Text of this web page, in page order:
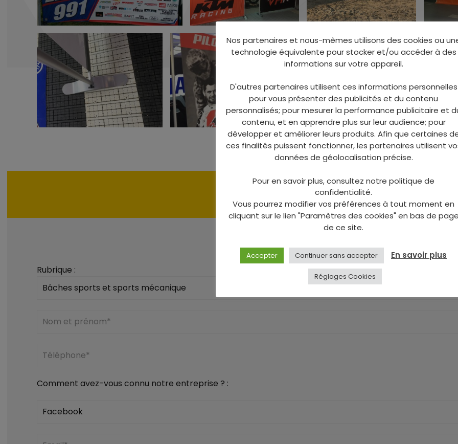
CONTACTEZ-NOUS
Rubrique :
Comment avez-vous connu notre entreprise ? :
Nos partenaires et nous-mêmes utilisons des cookies ou
technologie équivalente pour stocker et/ou accéder à des
informations sur votre appareil.
D'autres partenaires utilisent ces informations personnelles
pour vous présenter des publicités et du contenu
personnalisés; pour mesurer la performance publicitaire et
contenu, et en apprendre plus sur leur audience; pour
développer et améliorer leurs produits. Afin que certaines
ces finalités puissent fonctionner, les partenaires utilisent
données de géolocalisation précise.
Pour en savoir plus, consultez notre politique de
confidentialité.
Vous pourrez modifier vos préférences à tout moment en
cliquant sur le lien "Paramètres des cookies" en bas de
de ce site.
Accepter Continuer sans accepter En savoir plus
Réglages Cookies